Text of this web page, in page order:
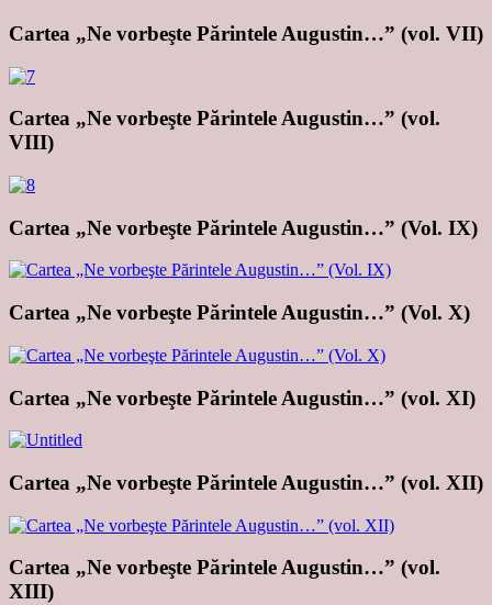
Cartea „Ne vorbeşte Părintele Augustin…” (vol. VII)
Cartea „Ne vorbeşte Părintele Augustin…” (vol.
VIII)
Cartea „Ne vorbeşte Părintele Augustin…” (Vol. IX)
Cartea „Ne vorbeşte Părintele Augustin…” (Vol. X)
Cartea „Ne vorbeşte Părintele Augustin…” (vol. XI)
Cartea „Ne vorbeşte Părintele Augustin…” (vol. XII)
Cartea „Ne vorbeşte Părintele Augustin…” (vol.
XIII)